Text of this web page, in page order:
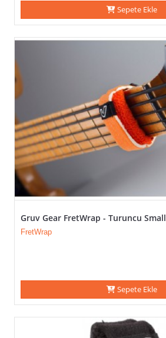
Sepete Ekle
Gruv Gear FretWrap - Turuncu Small
FretWrap
Sepete Ekle